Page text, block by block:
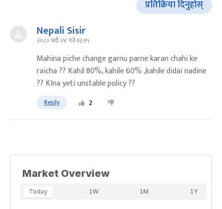
प्रतिक्रिया दिनुहोस्
Nepali Sisir
२०८० भदौ २४ गते १३:१५
Mahina piche change garnu parne karan chahi ke
raicha ?? Kahil 80%, kahile 60% ,kahile didai nadine
?? KIna yeti unstable policy ??
Reply 2